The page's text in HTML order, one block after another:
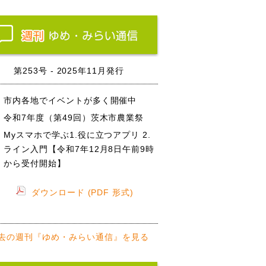
第253号 - 2025年11月発行
市内各地でイベントが多く開催中
令和7年度（第49回）茨木市農業祭
Myスマホで学ぶ1.役に立つアプリ 2.
ライン入門【令和7年12月8日午前9時
から受付開始】
ダウンロード (PDF 形式)
の週刊『ゆめ・みらい通信』を見る